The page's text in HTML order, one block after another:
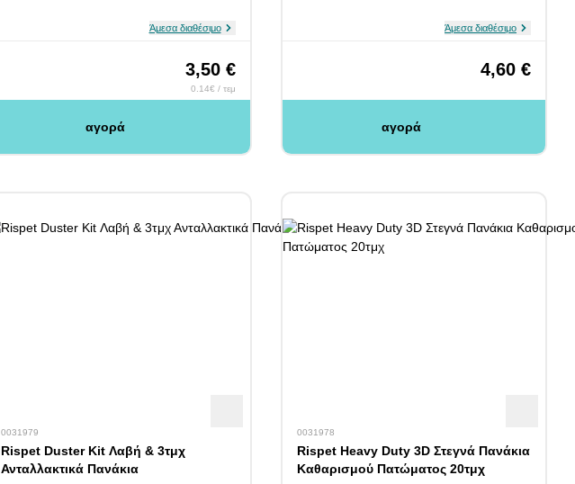
Άμεσα διαθέσιμο
3,50 €
0.14€ / τεμ
αγορά
Άμεσα διαθέσιμο
4,60 €
αγορά
0031979
Rispet Duster Kit Λαβή & 3τμχ
Ανταλλακτικά Πανάκια
0031978
Rispet Heavy Duty 3D Στεγνά Πανάκια
Καθαρισμού Πατώματος 20τμχ